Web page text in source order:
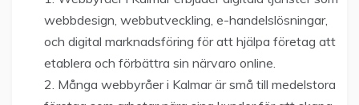
webbdesign, webbutveckling, e-handelslösningar,
och digital marknadsföring för att hjälpa företag att
etablera och förbättra sin närvaro online.
Många webbyråer i Kalmar är små till medelstora